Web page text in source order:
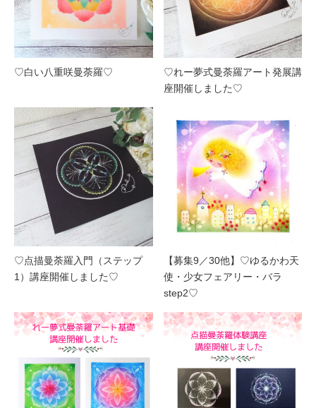
♡白い八重咲曼荼羅♡
♡れー夢式曼荼羅アート発展講
座開催しました♡
♡点描曼荼羅入門（ステップ
1）講座開催しました♡
【募集9／30他】♡ゆるかわ天
使・少女フェアリー・バラ
step2♡